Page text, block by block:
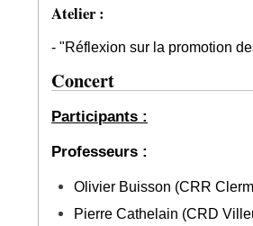
Atelier :
- "Réflexion sur la promotion
Concert
Participants :
Professeurs :
Olivier Buisson (CRR
Pierre Cathelain (CRD